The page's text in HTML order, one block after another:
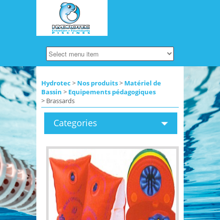
Hydrotec > Nos produits> Matériel de
Bassin > Equipements pédagogiques
> Brassards
Categories